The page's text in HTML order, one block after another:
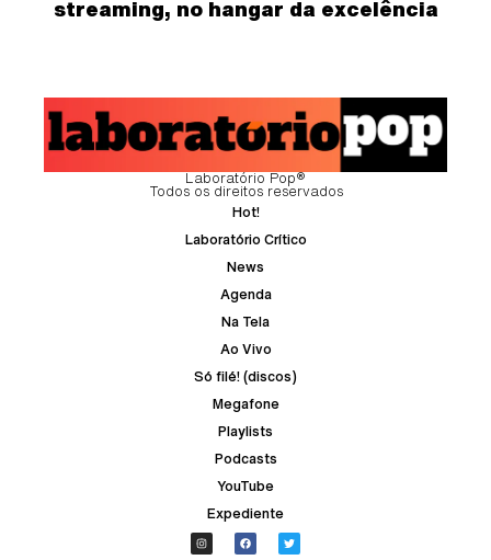
streaming, no hangar da excelência
Laboratório Pop®
Todos os direitos reservados
Hot!
Laboratório Crítico
News
Agenda
Na Tela
Ao Vivo
Só filé! (discos)
Megafone
Playlists
Podcasts
YouTube
Expediente